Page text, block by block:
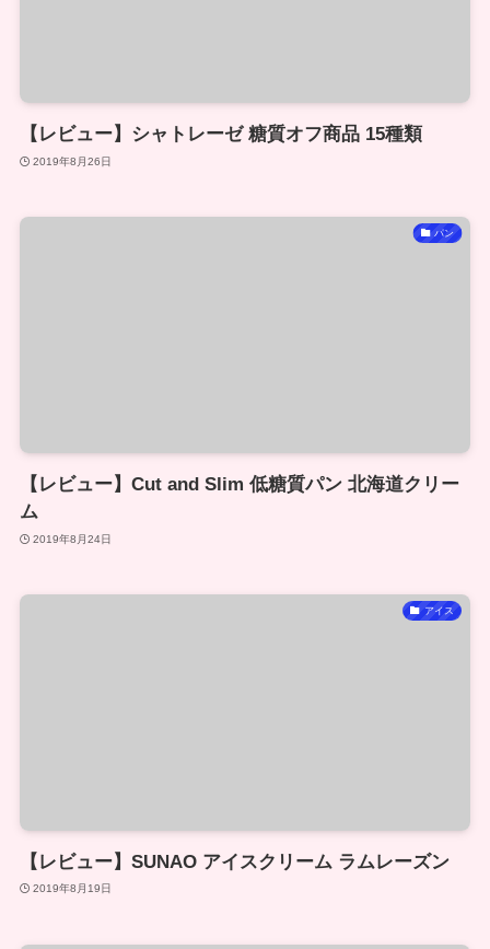
【レビュー】シャトレーゼ 糖質オフ商品 15種類
2019年8月26日
パン
【レビュー】Cut and Slim 低糖質パン 北海道クリー
ム
2019年8月24日
アイス
【レビュー】SUNAO アイスクリーム ラムレーズン
2019年8月19日